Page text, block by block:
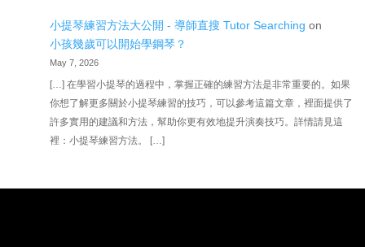
小提琴練習方法大公開 - 導師直搜 Tutor Searching on
小孩幾歲可以開始學鋼琴？
May 7, 2026
[…] 在學習小提琴的過程中，掌握正確的練習方法是非常重要的。如果
你想了解更多關於小提琴練習的技巧，可以參考這篇文章，裡面提供了
許多實用的建議和方法，幫助你更有效地提升演奏技巧。詳情請見這
裡：小提琴練習方法。 […]